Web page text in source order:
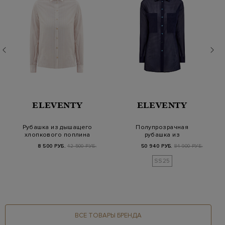
ELEVENTY
Рубашка из дышащего
хлопкового поплина
в полоску
8 500 РУБ. 42 500 РУБ.
ELEVENTY
Полупрозрачная
рубашка из
хлопковой органзы с
макро-ка…
50 940 РУБ. 84 900 РУБ.
SS25
ВСЕ ТОВАРЫ БРЕНДА